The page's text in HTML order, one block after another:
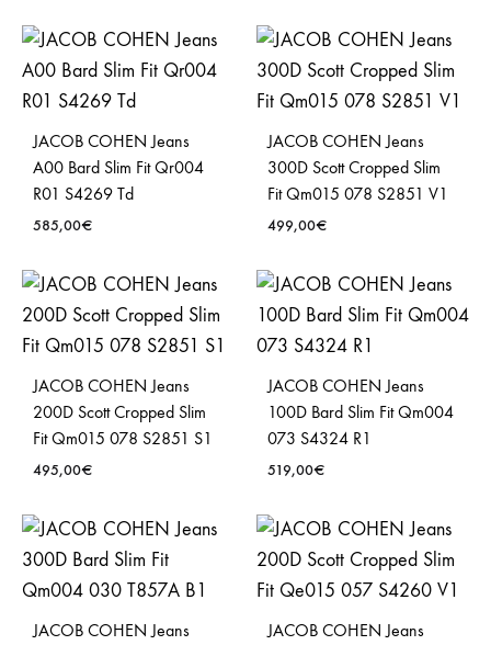
JACOB COHEN Jeans
A00 Bard Slim Fit Qr004
R01 S4269 Td
585,00€
JACOB COHEN Jeans
300D Scott Cropped Slim
Fit Qm015 078 S2851 V1
499,00€
JACOB COHEN Jeans
200D Scott Cropped Slim
Fit Qm015 078 S2851 S1
495,00€
JACOB COHEN Jeans
100D Bard Slim Fit Qm004
073 S4324 R1
519,00€
JACOB COHEN Jeans JACOB COHEN Jeans